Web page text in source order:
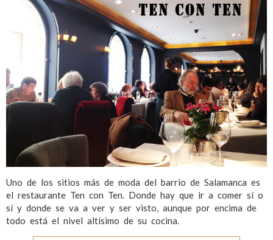
Uno de los sitios más de moda del barrio de Salamanca es
el restaurante Ten con Ten. Donde hay que ir a comer sí o
sí y donde se va a ver y ser visto, aunque por encima de
todo está el nivel altísimo de su cocina.